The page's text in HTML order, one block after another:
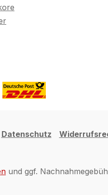
Datenschutz
und ggf.